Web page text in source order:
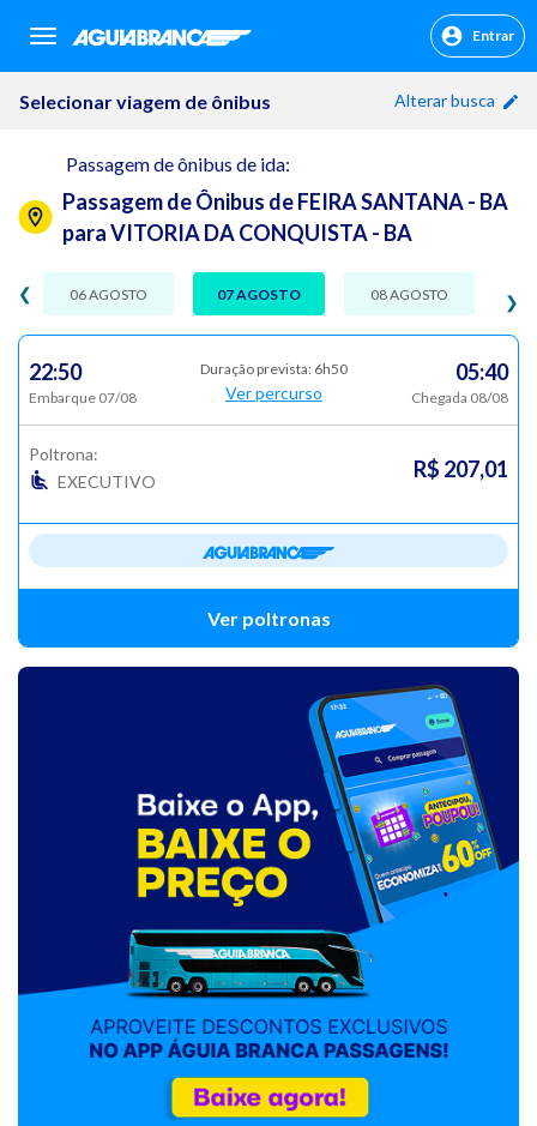
sr.header.toggle.navigation Entrar
Selecionar viagem de ônibus Alterar busca
Passagem de ônibus de ida:
Passagem de Ônibus de FEIRA SANTANA - BA
para VITORIA DA CONQUISTA - BA
❯
❮ 06 AGOSTO 07 AGOSTO 08 AGOSTO
22:50
Embarque 07/08
Duração prevista: 6h50
Ver percurso
05:40
Chegada 08/08
Poltrona:
EXECUTIVO
R$ 207,01
Ver poltronas